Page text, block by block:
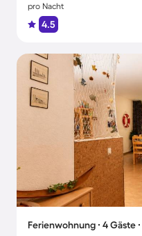
pro Nacht
4.5
Ferienwohnung ∙ 4 Gäste